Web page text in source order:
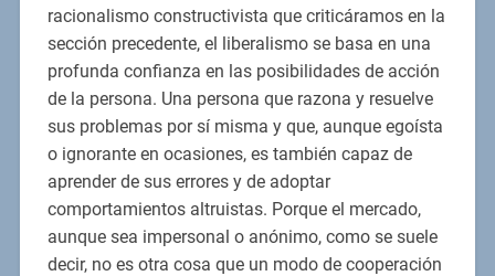
racionalismo constructivista que criticáramos en la
sección precedente, el liberalismo se basa en una
profunda confianza en las posibilidades de acción
de la persona. Una persona que razona y resuelve
sus problemas por sí misma y que, aunque egoísta
o ignorante en ocasiones, es también capaz de
aprender de sus errores y de adoptar
comportamientos altruistas. Porque el mercado,
aunque sea impersonal o anónimo, como se suele
decir, no es otra cosa que un modo de cooperación